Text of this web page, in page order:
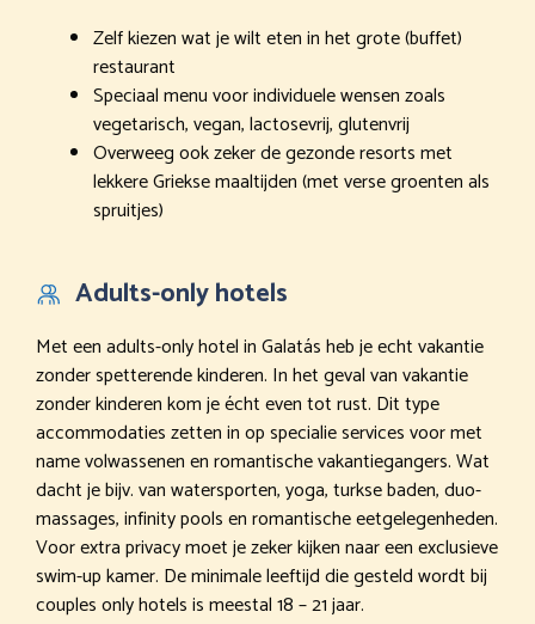
Zelf kiezen wat je wilt eten in het grote (buffet)
restaurant
Speciaal menu voor individuele wensen zoals
vegetarisch, vegan, lactosevrij, glutenvrij
Overweeg ook zeker de gezonde resorts met
lekkere Griekse maaltijden (met verse groenten als
spruitjes)
Adults-only hotels
Met een adults-only hotel in Galatás heb je echt vakantie
zonder spetterende kinderen. In het geval van vakantie
zonder kinderen kom je écht even tot rust. Dit type
accommodaties zetten in op specialie services voor met
name volwassenen en romantische vakantiegangers. Wat
dacht je bijv. van watersporten, yoga, turkse baden, duo-
massages, infinity pools en romantische eetgelegenheden.
Voor extra privacy moet je zeker kijken naar een exclusieve
swim-up kamer. De minimale leeftijd die gesteld wordt bij
couples only hotels is meestal 18 – 21 jaar.